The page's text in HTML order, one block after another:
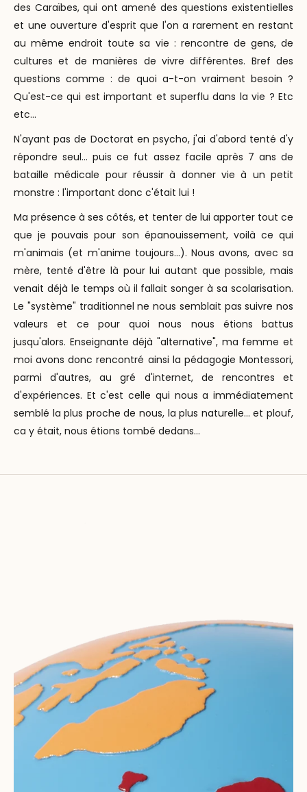
des Caraïbes, qui ont amené des questions existentielles
et une ouverture d'esprit que l'on a rarement en restant
au même endroit toute sa vie : rencontre de gens, de
cultures et de manières de vivre différentes. Bref des
questions comme : de quoi a-t-on vraiment besoin ?
Qu'est-ce qui est important et superflu dans la vie ? Etc
etc...
N'ayant pas de Doctorat en psycho, j'ai d'abord tenté d'y
répondre seul... puis ce fut assez facile après 7 ans de
bataille médicale pour réussir à donner vie à un petit
monstre : l'important donc c'était lui !
Ma présence à ses côtés, et tenter de lui apporter tout ce
que je pouvais pour son épanouissement, voilà ce qui
m'animais (et m'anime toujours...). Nous avons, avec sa
mère, tenté d'être là pour lui autant que possible, mais
venait déjà le temps où il fallait songer à sa scolarisation.
Le "système" traditionnel ne nous semblait pas suivre nos
valeurs et ce pour quoi nous nous étions battus
jusqu'alors. Enseignante déjà "alternative", ma femme et
moi avons donc rencontré ainsi la pédagogie Montessori,
parmi d'autres, au gré d'internet, de rencontres et
d'expériences. Et c'est celle qui nous a immédiatement
semblé la plus proche de nous, la plus naturelle... et plouf,
ca y était, nous étions tombé dedans...